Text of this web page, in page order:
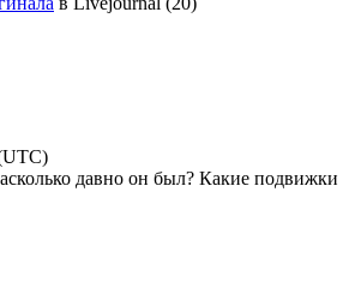
давно он был? Какие подвижки